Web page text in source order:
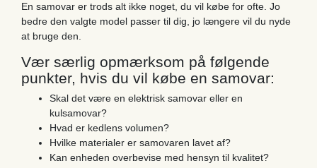
En samovar er trods alt ikke noget, du vil købe for ofte. Jo
bedre den valgte model passer til dig, jo længere vil du nyde
at bruge den.
Vær særlig opmærksom på følgende
punkter, hvis du vil købe en samovar:
Skal det være en elektrisk samovar eller en
kulsamovar?
Hvad er kedlens volumen?
Hvilke materialer er samovaren lavet af?
Kan enheden overbevise med hensyn til kvalitet?